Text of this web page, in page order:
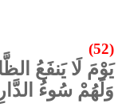
(52)
يَوْمَ لَا يَنفَعُ
وَلَهُمْ سُوءُ الدَّارِ